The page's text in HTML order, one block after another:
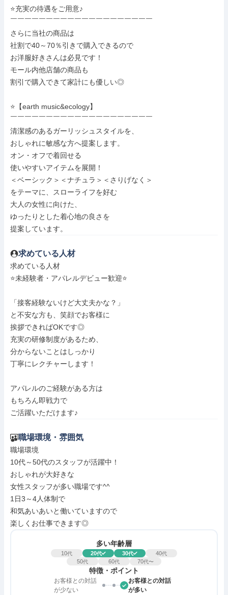
⭐充実の待遇をご用意♪
￣￣￣￣￣￣￣￣￣￣￣￣￣￣￣￣￣￣￣￣
さらに当社の商品は
社割で40～70％引きで購入できるので
お洋服好きさんは必見です！
モール内他店舗の商品も
割引で購入できて家計にも優しい◎
⭐【earth music&ecology】
￣￣￣￣￣￣￣￣￣￣￣￣￣￣￣￣￣￣￣￣
清潔感のあるガーリッシュスタイルを、
おしゃれに敏感な方へ提案します。
オン・オフで着回せる
使いやすいアイテムを展開！
＜ベーシック＞＜ナチュラ＞＜さりげなく＞
をテーマに、スローライフを好む
大人の女性に向けた、
ゆったりとした着心地の良さを
提案しています。
求めている人材
求めている人材
⭐未経験者・アパレルデビュー歓迎⭐
「接客経験ないけど大丈夫かな？」
と不安な方も、笑顔でお客様に
挨拶できればOKです◎
充実の研修制度があるため、
分からないことはしっかり
丁寧にレクチャーします！
アパレルのご経験がある方は
もちろん即戦力で
ご活躍いただけます♪
職場環境・雰囲気
職場環境
10代～50代のスタッフが活躍中！
おしゃれが大好きな
女性スタッフが多い職場です^^
1日3～4人体制で
和気あいあいと働いていますので
楽しくお仕事できます◎
多い年齢層
10代 20代 30代 40代
50代 60代 70代〜
特徴・ポイント
お客様との対話
が少ない
お客様との対話
が多い